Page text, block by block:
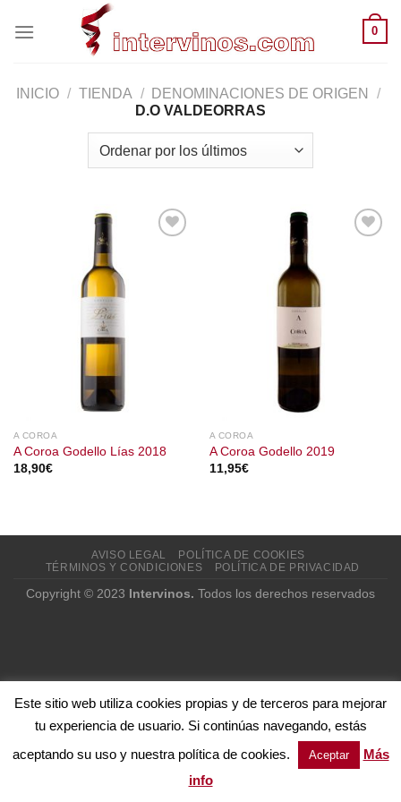
0
INICIO / TIENDA / DENOMINACIONES DE ORIGEN
/
D.O VALDEORRAS
A COROA
A Coroa Godello Lías 2018
18,90€
A COROA
A Coroa Godello 2019
11,95€
AVISO LEGAL
POLÍTICA DE COOKIES
TÉRMINOS Y CONDICIONES
POLÍTICA DE PRIVACIDAD
Copyright © 2023 Intervinos. Todos los derechos reservados
Este sitio web utiliza cookies propias y de terceros para mejorar
tu experiencia de usuario. Si continúas navegando, estás
aceptando su uso y nuestra política de cookies.
Aceptar
Más
info